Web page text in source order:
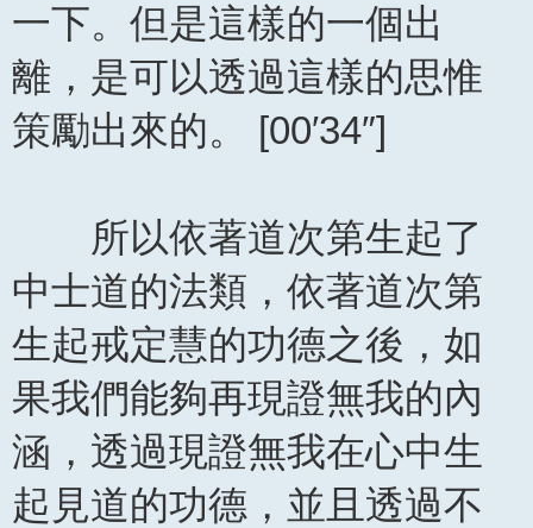
一下。但是這樣的一個出
離，是可以透過這樣的思惟
策勵出來的。 [00′34″]
所以依著道次第生起了
中士道的法類，依著道次第
生起戒定慧的功德之後，如
果我們能夠再現證無我的內
涵，透過現證無我在心中生
起見道的功德，並且透過不